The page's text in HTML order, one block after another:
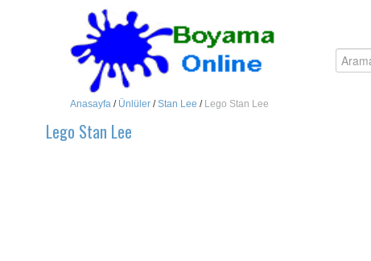
Anasayfa / Ünlüler /Stan Lee / Lego Stan Lee
Lego Stan Lee